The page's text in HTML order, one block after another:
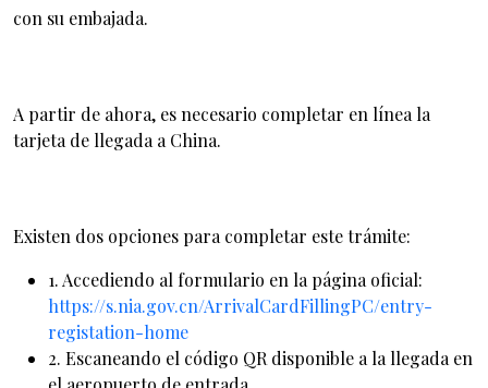
con su embajada.
A partir de ahora, es necesario completar en línea la
tarjeta de llegada a China.
Existen dos opciones para completar este trámite:
1. Accediendo al formulario en la página oficial:
https://s.nia.gov.cn/ArrivalCardFillingPC/entry-
registation-home
2. Escaneando el código QR disponible a la llegada en